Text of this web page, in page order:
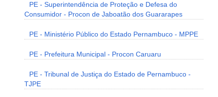
PE - Superintendência de Proteção e Defesa do
Consumidor - Procon de Jaboatão dos Guararapes
PE - Ministério Público do Estado Pernambuco - MPPE
PE - Prefeitura Municipal - Procon Caruaru
PE - Tribunal de Justiça do Estado de Pernambuco -
TJPE